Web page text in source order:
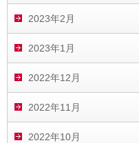
2023年2月
2023年1月
2022年12月
2022年11月
2022年10月